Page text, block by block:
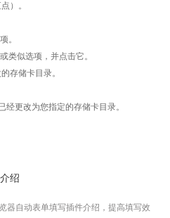
）。
。
类似选项，并点击它。
存储卡目录。
经更改为您指定的存储卡目录。
绍
器自动表单填写插件介绍，提高填写效